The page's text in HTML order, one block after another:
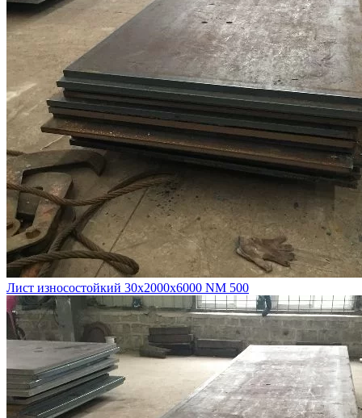
Лист износостойкий 30х2000х6000 NM 500